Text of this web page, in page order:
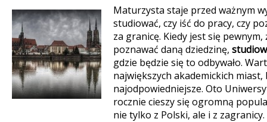
Maturzysta staje przed ważnym
studiować, czy iść do pracy, czy
za granicę. Kiedy jest się pewnym,
poznawać daną dziedzinę,
gdzie będzie się to odbywało.
największych akademickich
najodpowiedniejsze. Oto
rocznie cieszy się ogromną
nie tylko z Polski, ale i z zagranicy.